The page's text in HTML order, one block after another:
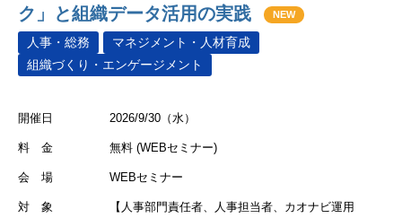
ク」と組織データ活用の実践
NEW
人事・総務
マネジメント・人材育成
組織づくり・エンゲージメント
開催日 2026/9/30（水）
料 金 無料 (WEBセミナー)
会 場 WEBセミナー
対 象
【人事部門責任者、人事担当者、カオナビ運用